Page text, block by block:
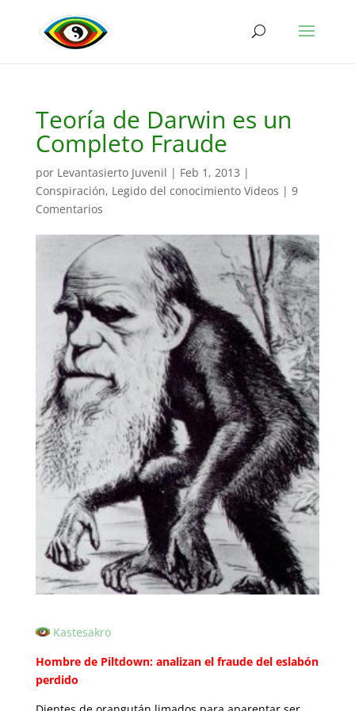
Teoría de Darwin es un
Completo Fraude
por Levantasierto Juvenil | Feb 1, 2013 |
Conspiración, Legido del conocimiento Videos | 9
Comentarios
Kastesakro
Hombre de Piltdown: analizan el fraude del eslabón
perdido